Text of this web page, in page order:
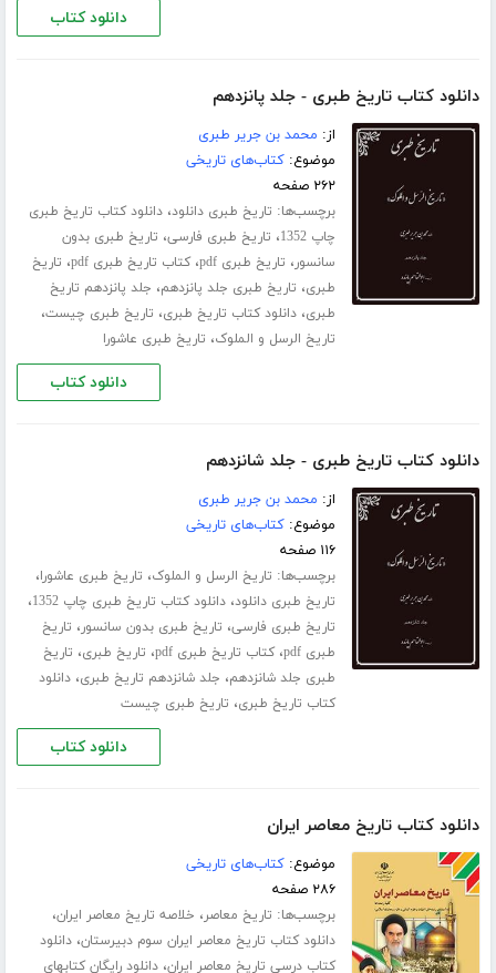
دانلود کتاب
دانلود کتاب تاریخ طبری - جلد پانزدهم
از: محمد بن جریر طبری
موضوع:کتاب‌های تاریخی
۲۶۲ صفحه
برچسب‌ها: تاریخ طبری دانلود،دانلود کتاب تاریخ طبری
چاپ 1352
، تاریخ طبری فارسی، تاریخ طبری بدون
سانسور، تاریخ طبری pdf ،کتاب تاریخ طبری pdf ، تاریخ
طبری، تاریخ طبری جلد ‌پانزدهم، جلد پانزدهم تاریخ
طبری،دانلود کتاب تاریخ طبری، تاریخ طبری چیست،
تاریخ الرسل و الملوک، تاریخ طبری عاشورا
دانلود کتاب
دانلود کتاب تاریخ طبری - جلد شانزدهم
از: محمد بن جریر طبری
موضوع:کتاب‌های تاریخی
۱۱۶ صفحه
برچسب‌ها: تاریخ الرسل و الملوک، تاریخ طبری عاشورا،
تاریخ طبری دانلود،دانلود کتاب تاریخ طبری چاپ 1352 ،
تاریخ طبری فارسی، تاریخ طبری بدون سانسور، تاریخ
طبری pdf
،کتاب تاریخ طبری pdf ، تاریخ طبری، تاریخ
طبری جلد ‌شانزدهم، جلد شانزدهم تاریخ طبری،دانلود
کتاب تاریخ طبری، تاریخ طبری چیست
دانلود کتاب
دانلود کتاب تاریخ معاصر ایران
موضوع:کتاب‌های تاریخی
۲۸۶ صفحه
برچسب‌ها: تاریخ معاصر، خلاصه تاریخ معاصر ایران،
دانلود کتاب تاریخ معاصر ایران سوم دبیرستان،دانلود
کتاب درسی تاریخ معاصر ایران،دانلود رایگان کتابهای